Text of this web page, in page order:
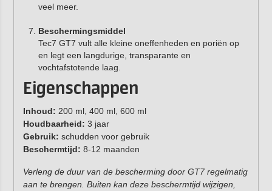
veel meer.
Beschermingsmiddel
Tec7 GT7 vult alle kleine oneffenheden en poriën op
en legt een langdurige, transparante en
vochtafstotende laag.
Eigenschappen
Inhoud: 200 ml, 400 ml, 600 ml
Houdbaarheid: 3 jaar
Gebruik: schudden voor gebruik
Beschermtijd: 8-12 maanden
Verleng de duur van de bescherming door GT7 regelmatig
aan te brengen. Buiten kan deze beschermtijd wijzigen,